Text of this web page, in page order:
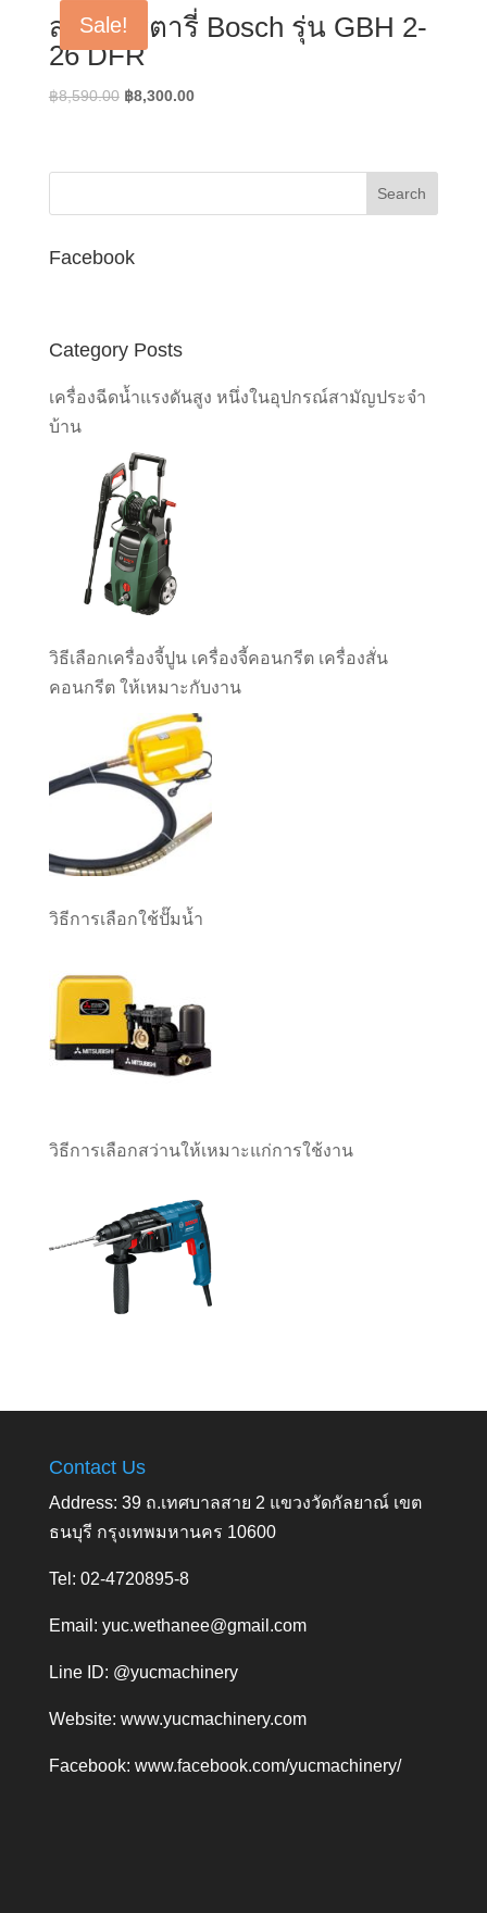
Sale!
สว่านโรตารี่ Bosch รุ่น GBH 2-
26 DFR
฿8,590.00 Original
฿8,590.00.
฿8,300.00Current
฿8,300.00.
Facebook
Category Posts
เครื่องฉีดน้ำแรงดันสูง หนึ่งในอุปกรณ์สามัญประจำ
บ้าน
วิธีเลือกเครื่องจี้ปูน เครื่องจี้คอนกรีต เครื่องสั่น
คอนกรีต ให้เหมาะกับงาน
วิธีการเลือกใช้ปั๊มน้ำ
วิธีการเลือกสว่านให้เหมาะแก่การใช้งาน
Contact Us
Address: 39 ถ.เทศบาลสาย 2 แขวงวัดกัลยาณ์ เขต
ธนบุรี กรุงเทพมหานคร 10600
Tel: 02-4720895-8
Email: yuc.wethanee@gmail.com
Line ID: @yucmachinery
Website: www.yucmachinery.com
Facebook: www.facebook.com/yucmachinery/